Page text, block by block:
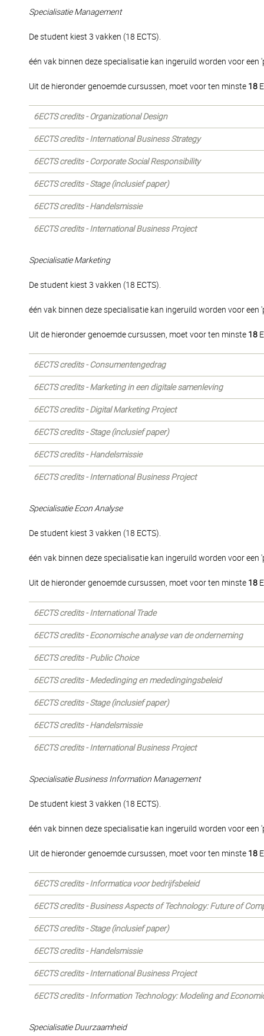
Specialisatie Management
De student kiest 3 vakken (18 ECTS).
één vak binnen deze specialisatie kan ingeruild worden voor een
Uit de hieronder genoemde cursussen, moet voor ten minste 18
6ECTS credits - Organizational Design
6ECTS credits - International Business Strategy
6ECTS credits - Corporate Social Responsibility
6ECTS credits - Stage (inclusief paper)
6ECTS credits - Handelsmissie
6ECTS credits - International Business Project
Specialisatie Marketing
De student kiest 3 vakken (18 ECTS).
één vak binnen deze specialisatie kan ingeruild worden voor een
Uit de hieronder genoemde cursussen, moet voor ten minste 18
6ECTS credits - Consumentengedrag
6ECTS credits - Marketing in een digitale samenleving
6ECTS credits - Digital Marketing Project
6ECTS credits - Stage (inclusief paper)
6ECTS credits - Handelsmissie
6ECTS credits - International Business Project
Specialisatie Econ Analyse
De student kiest 3 vakken (18 ECTS).
één vak binnen deze specialisatie kan ingeruild worden voor een
Uit de hieronder genoemde cursussen, moet voor ten minste 18
6ECTS credits - International Trade
6ECTS credits - Economische analyse van de onderneming
6ECTS credits - Public Choice
6ECTS credits - Mededinging en mededingingsbeleid
6ECTS credits - Stage (inclusief paper)
6ECTS credits - Handelsmissie
6ECTS credits - International Business Project
Specialisatie Business Information Management
De student kiest 3 vakken (18 ECTS).
één vak binnen deze specialisatie kan ingeruild worden voor een
Uit de hieronder genoemde cursussen, moet voor ten minste 18
6ECTS credits - Informatica voor bedrijfsbeleid
6ECTS credits - Business Aspects of Technology: Future of
6ECTS credits - Stage (inclusief paper)
6ECTS credits - Handelsmissie
6ECTS credits - International Business Project
6ECTS credits - Information Technology: Modeling and
Specialisatie Duurzaamheid